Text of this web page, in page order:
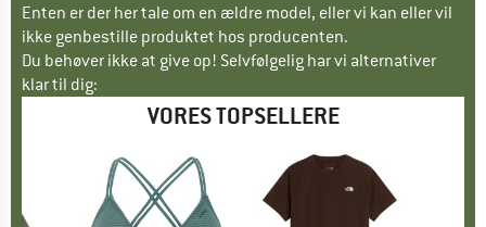
Enten er der her tale om en ældre model, eller vi kan eller vil
ikke genbestille produktet hos producenten.
Du behøver ikke at give op! Selvfølgelig har vi alternativer
klar til dig:
VORES TOPSELLERE